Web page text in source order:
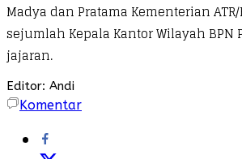
Madya dan Pratama Kementerian ATR/
sejumlah Kepala Kantor Wilayah BPN
jajaran.
Editor: Andi
Komentar